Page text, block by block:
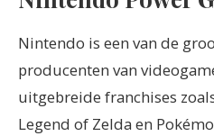
Nintendo is een van de
producenten van
uitgebreide franchises
Legend of Zelda en